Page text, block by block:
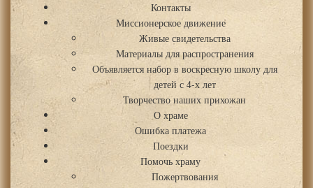
Контакты
Миссионерское движение
Живые свидетельства
Материалы для распространения
Объявляется набор в воскресную школу для
детей с 4-х лет
Творчество наших прихожан
О храме
Ошибка платежа
Поездки
Помочь храму
Пожертвования